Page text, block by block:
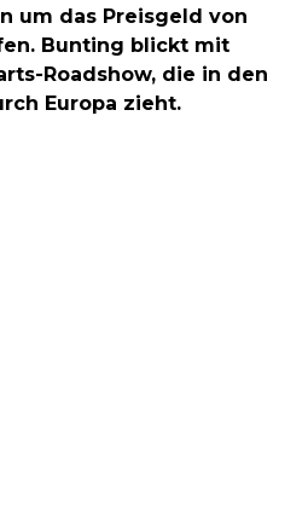
um das Preisgeld von
Bunting blickt mit
Roadshow, die in den
Europa zieht.